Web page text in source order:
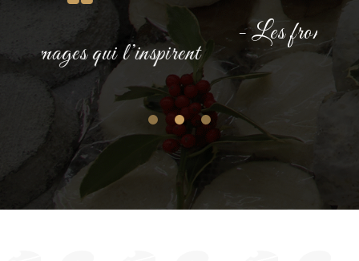
- Les fromages dont il est fier